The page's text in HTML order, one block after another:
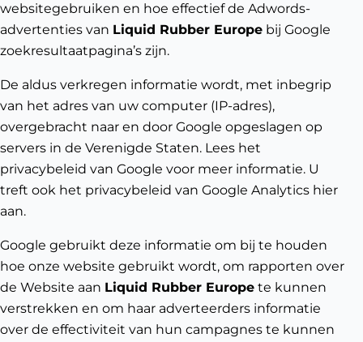
websitegebruiken en hoe effectief de Adwords-
advertenties van Liquid Rubber Europe bij Google
zoekresultaatpagina’s zijn.
De aldus verkregen informatie wordt, met inbegrip
van het adres van uw computer (IP-adres),
overgebracht naar en door Google opgeslagen op
servers in de Verenigde Staten. Lees het
privacybeleid van Google voor meer informatie. U
treft ook het privacybeleid van Google Analytics hier
aan.
Google gebruikt deze informatie om bij te houden
hoe onze website gebruikt wordt, om rapporten over
de Website aan Liquid Rubber Europe te kunnen
verstrekken en om haar adverteerders informatie
over de effectiviteit van hun campagnes te kunnen